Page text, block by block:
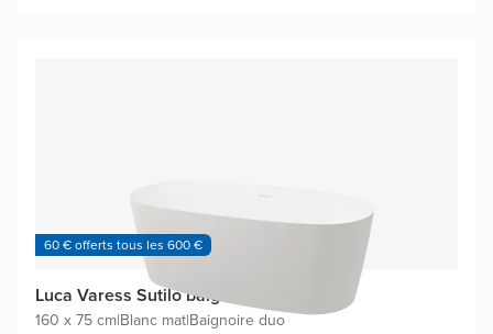
60 € offerts tous les 600 €
Luca Varess Sutilo baignoire îlot
160 x 75 cm|Blanc mat|Baignoire duo